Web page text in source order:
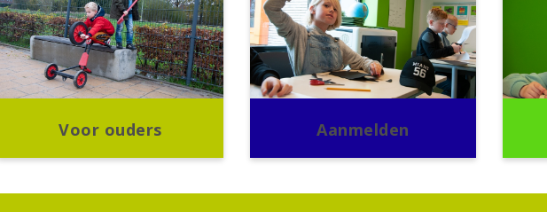
Voor ouders Aanmelden